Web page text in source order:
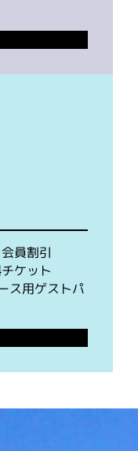
員割引
ケット
ス用ゲストパ